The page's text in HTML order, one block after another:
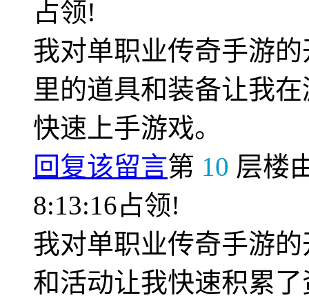
占领!
我对单职业传奇手游
里的道具和装备让我
快速上手游戏。
回复该留言第 10 层楼
8:13:16占领!
我对单职业传奇手游
和活动让我快速积累